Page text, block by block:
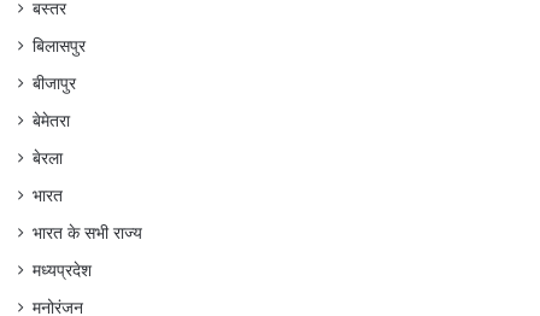
बस्तर
बिलासपुर
बीजापुर
बेमेतरा
बेरला
भारत
भारत के सभी राज्य
मध्यप्रदेश
मनोरंजन